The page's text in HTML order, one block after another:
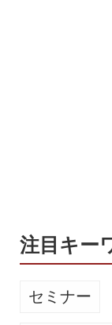
注目キー
セミナー